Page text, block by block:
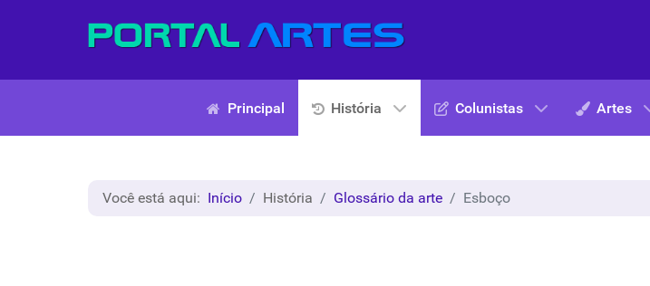
Principal História Colunistas Artes
Você está aqui: Início História Glossário da arte Esboço